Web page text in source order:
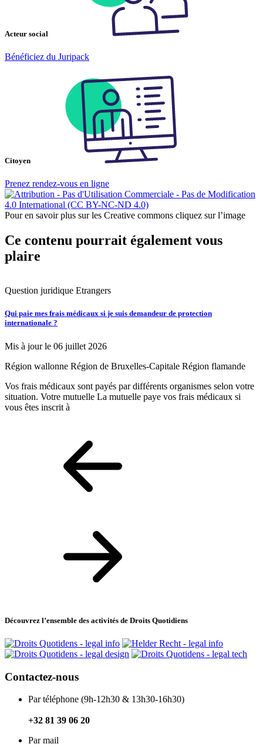
Acteur social
Bénéficiez du Juripack
Citoyen
Prenez rendez-vous en ligne
Pour en savoir plus sur les Creative commons cliquez sur l’image
Ce contenu pourrait également vous
plaire
Question juridique Etrangers
Qui paie mes frais médicaux si je suis demandeur de protection
internationale ?
Mis à jour le 06 juillet 2026
Région wallonne Région de Bruxelles-Capitale Région flamande
Vos frais médicaux sont payés par différents organismes selon votre
situation. Votre mutuelle La mutuelle paye vos frais médicaux si
vous êtes inscrit à
Découvrez l’ensemble des activités de Droits Quotidiens
Contactez-nous
Par téléphone (9h-12h30 & 13h30-16h30)
+32 81 39 06 20
Par mail